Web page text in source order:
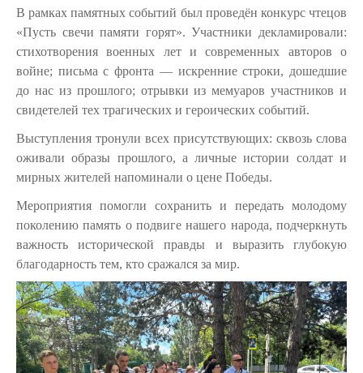
В рамках памятных событий был проведён конкурс чтецов
«Пусть свечи памяти горят». Участники декламировали:
стихотворения военных лет и современных авторов о
войне; письма с фронта — искренние строки, дошедшие
до нас из прошлого; отрывки из мемуаров участников и
свидетелей тех трагических и героических событий.
Выступления тронули всех присутствующих: сквозь слова
оживали образы прошлого, а личные истории солдат и
мирных жителей напоминали о цене Победы.
Мероприятия помогли сохранить и передать молодому
поколению память о подвиге нашего народа, подчеркнуть
важность исторической правды и выразить глубокую
благодарность тем, кто сражался за мир.